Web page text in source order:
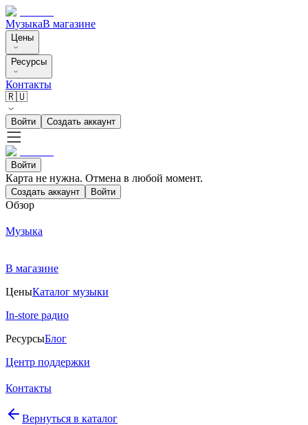
МузыкаВ магазине
Цены
Ресурсы
Контакты
🇷🇺
Войти Создать аккаунт
Войти
Карта не нужна. Отмена в любой момент.
Создать аккаунт Войти
Обзор
Музыка
В магазине
ЦеныКаталог музыки
In-store радио
РесурсыБлог
Центр поддержки
Контакты
Вернуться в каталог